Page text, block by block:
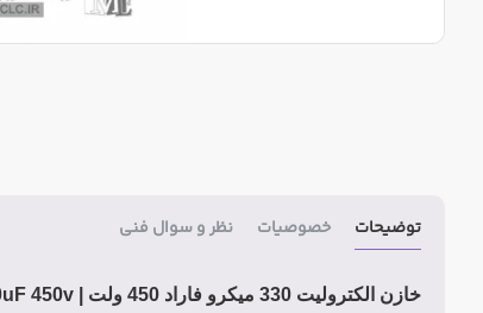
توضیحات خصوصیات نظر و سوال فنی
خازن الکترولیت 330 میکرو فاراد 450 ولت |